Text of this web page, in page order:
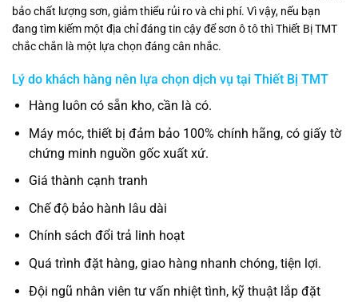
bảo chất lượng sơn, giảm thiểu rủi ro và chi phí. Vì vậy, nếu bạn
đang tìm kiếm một địa chỉ đáng tin cậy để sơn ô tô thì Thiết Bị TMT
chắc chắn là một lựa chọn đáng cân nhắc.
Lý do khách hàng nên lựa chọn dịch vụ tại Thiết Bị TMT
Hàng luôn có sẵn kho, cần là có.
Máy móc, thiết bị đảm bảo 100% chính hãng, có giấy tờ
chứng minh nguồn gốc xuất xứ.
Giá thành cạnh tranh
Chế độ bảo hành lâu dài
Chính sách đổi trả linh hoạt
Quá trình đặt hàng, giao hàng nhanh chóng, tiện lợi.
Đội ngũ nhân viên tư vấn nhiệt tình, kỹ thuật lắp đặt